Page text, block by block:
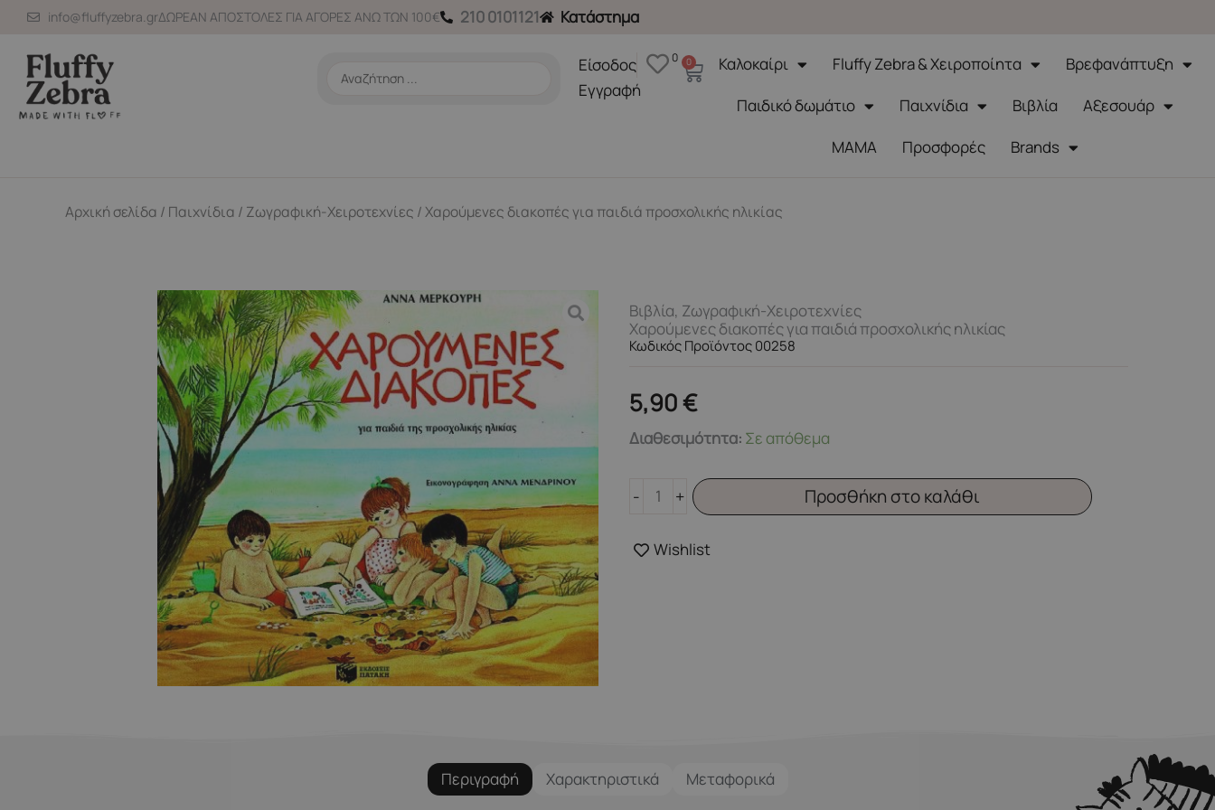
Μετάβαση
περιεχόμενο
info@fluffyzebra.grΔΩΡΕΑΝ ΑΠΟΣΤΟΛΕΣ ΓΙΑ ΑΓΟΡΕΣ ΑΝΩ ΤΩΝ 100€ 210 0101121 Κατάστημα
Search
Είσοδος
Εγγραφή
0 0
CartΚαλοκαίρι Fluffy Zebra & Χειροποίητα
Βρεφανάπτυξη
Παιδικό δωμάτιο
Παιχνίδια Βιβλία
Αξεσουάρ
ΜΑΜΑ
Προσφορές Brands
Αρχική σελίδα / Παιχνίδια / Ζωγραφική-Χειροτεχνίες / Χαρούμενες διακοπές για παιδιά προσχολικής ηλικίας
Βιβλία, Ζωγραφική-Χειροτεχνίες
Χαρούμενες διακοπές για παιδιά προσχολικής ηλικίας
Κωδικός Προϊόντος 00258
5,90€
Διαθεσιμότητα: Σε απόθεμα
-
Χαρούμενες
προσχολικής
ηλικίας
+ Προσθήκη στο καλάθι
Wishlist
Περιγραφή Χαρακτηριστικά
Μεταφορικά